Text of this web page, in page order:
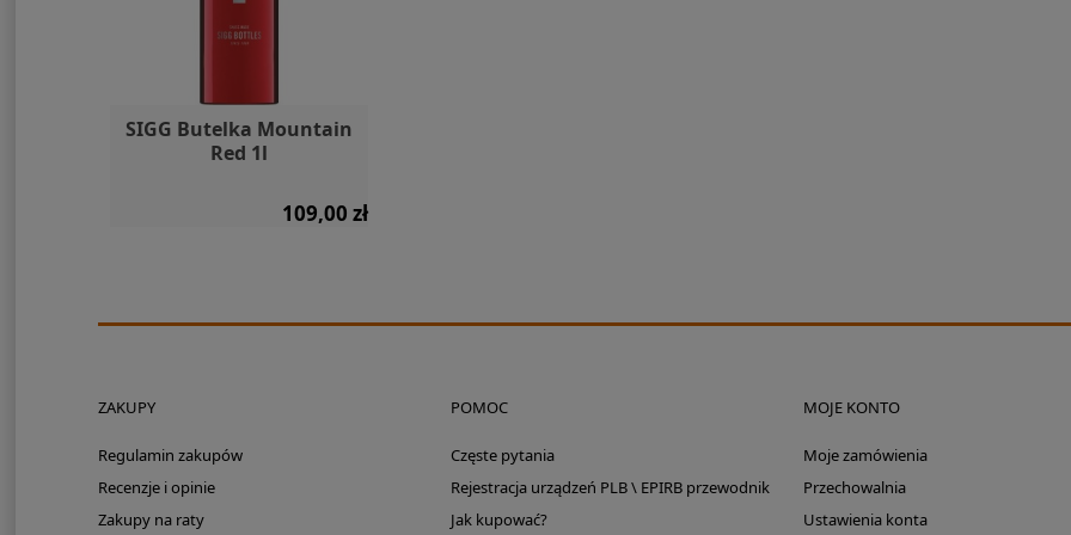
SIGG Butelka Mountain
Red 1l
109,00 zł
ZAKUPY
Regulamin zakupów
Recenzje i opinie
Zakupy na raty
POMOC
Częste pytania
Rejestracja urządzeń PLB \ EPIRB przewodnik
Jak kupować?
MOJE KONTO
Moje zamówienia
Przechowalnia
Ustawienia konta